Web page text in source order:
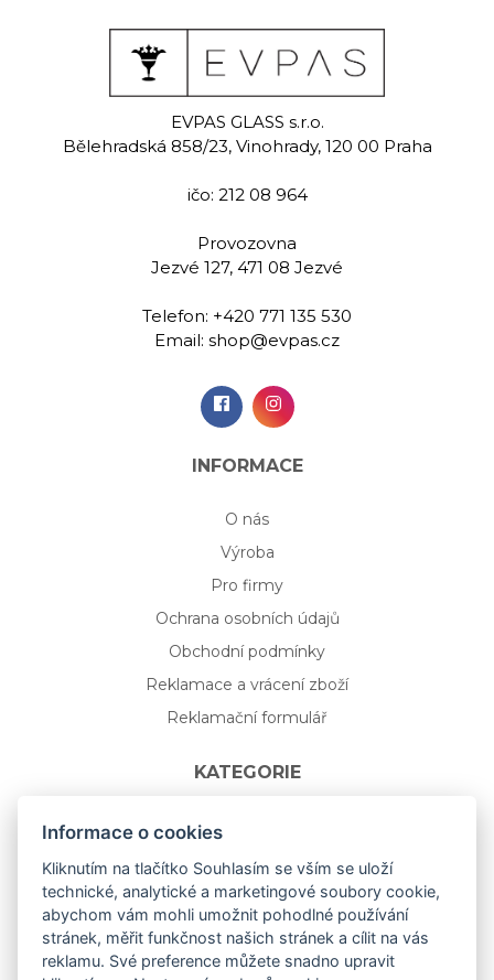
EVPAS GLASS s.r.o.
Bělehradská 858/23, Vinohrady, 120 00 Praha
ičo: 212 08 964
Provozovna
Jezvé 127, 471 08 Jezvé
Telefon: +420 771 135 530
Email: shop@evpas.cz
INFORMACE
O nás
Výroba
Pro firmy
Ochrana osobních údajů
Obchodní podmínky
Reklamace a vrácení zboží
Reklamační formulář
KATEGORIE
Nápojové sklo
Bydlení
Dárkový poukaz na míru
Mystery box
Kolekce
Informace o cookies
Kliknutím na tlačítko Souhlasím se vším se uloží
technické, analytické a marketingové soubory cookie,
abychom vám mohli umožnit pohodlné používání
stránek, měřit funkčnost našich stránek a cílit na vás
reklamu. Své preference můžete snadno upravit